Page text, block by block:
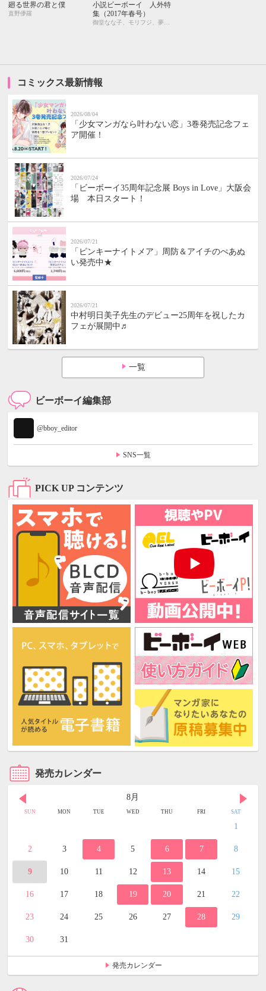
廻る世界の君と僕
直野儚羅
小説ビーボーイ 人外特
集（2017年春号）
御堂なな子、モリフジ、夢乃咲実、佐々木久美子、飯田実樹、宇喜田紅、周防佑未、水壬楓子、しおべり由生、松梶もとや、加東セツコ、桑原水菜、葛西リカコ、あじみね朔生、永井三郎、林 マキ、ひたき、aso、二駒レイム、福嶋ユッカ、水瀬結月
コミックス最新情報
2026/08/04
「少女マンガなら叶わない恋」3巻発売記念フェ
ア開催！
2026/07/24
「ビーボーイ35周年記念展 Boys in Love」大阪会
場 本日スタート！
2026/07/21
「ピンキーナイトメア」周防＆アイチのぺあぬ
い発売中★
2026/07/21
中村明日美子先生のデビュー25周年を祝したカ
フェが展開中♬
一覧
ビーボーイ編集部
@bboy_editor
SNS一覧
PICK UP コンテンツ
発売カレンダー
8月
SUN MON TUE WED THU FRI SAT
1
2 3 4 5 6 7 8
9 10 11 12 13 14 15
16 17 18 19 20 21 22
23 24 25 26 27 28 29
30 31
発売カレンダー